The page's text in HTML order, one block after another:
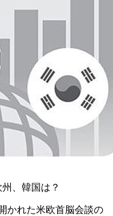
、韓国は？
かれた米欧首脳会談の